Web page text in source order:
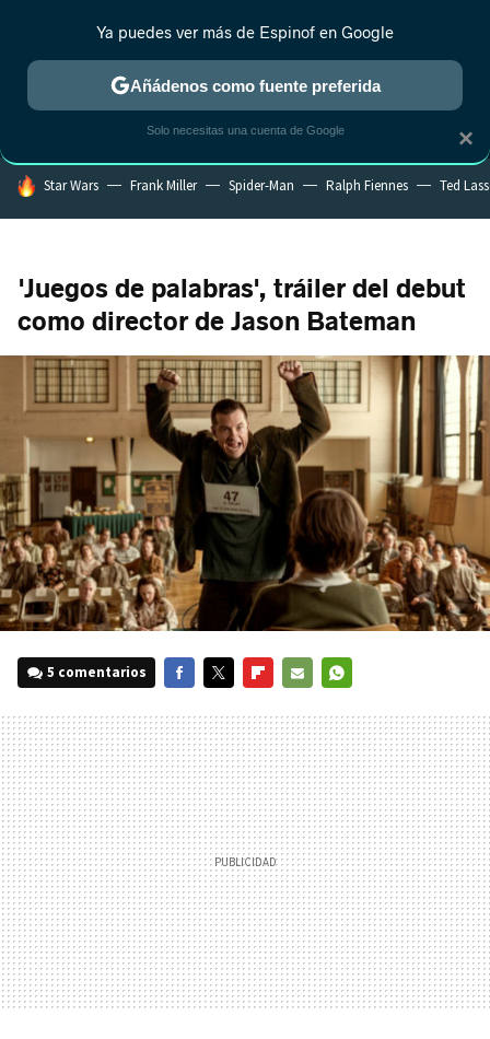
MENÚ NUEVO
ESTRENOS REALITY ANIME RANKINGS CINE
HOY SE HABLA DE
Star Wars Frank Miller Spider-Man Ralph Fiennes Ted
'Juegos de palabras', tráiler del debut
como director de Jason Bateman
5 comentarios
MAIL
×
Ya puedes ver más de Espinof en Google
Añádenos como fuente preferida
Solo necesitas una cuenta de Google